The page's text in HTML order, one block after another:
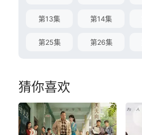
第13集 第14集
第25集 第26集
猜你喜欢